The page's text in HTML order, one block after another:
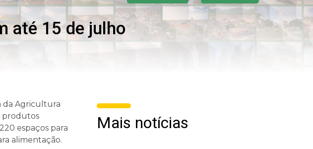
até 15 de julho
da Agricultura
produtos
espaços para
alimentação.
Mais notícias